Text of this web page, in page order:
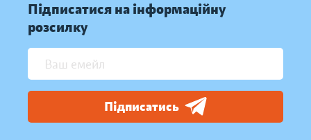
Підписатися на інформаційну
розсилку
Підписатись